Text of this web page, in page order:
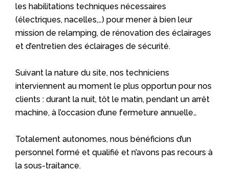
les habilitations techniques nécessaires
(électriques, nacelles,…) pour mener à bien leur
mission de relamping, de rénovation des éclairages
et d’entretien des éclairages de sécurité.
Suivant la nature du site, nos techniciens
interviennent au moment le plus opportun pour nos
clients : durant la nuit, tôt le matin, pendant un arrêt
machine, à l’occasion d’une fermeture annuelle…
Totalement autonomes, nous bénéficions d’un
personnel formé et qualifié et n’avons pas recours à
la sous-traitance.